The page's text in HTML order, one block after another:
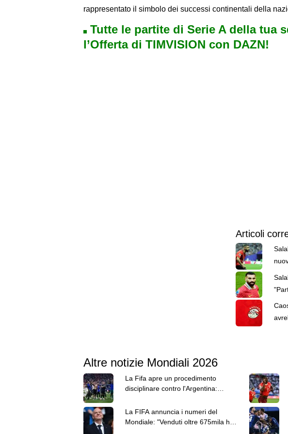
rappresentato il simbolo dei successi continentali della
Tutte le partite di Serie A della tua
l’Offerta di TIMVISION con DAZN!
Articoli
può
Altre notizie Mondiali 2026
La Fifa apre un procedimento
disciplinare contro l'Argentina:
La FIFA annuncia i numeri del
Mondiale: "Venduti oltre 675mila hot